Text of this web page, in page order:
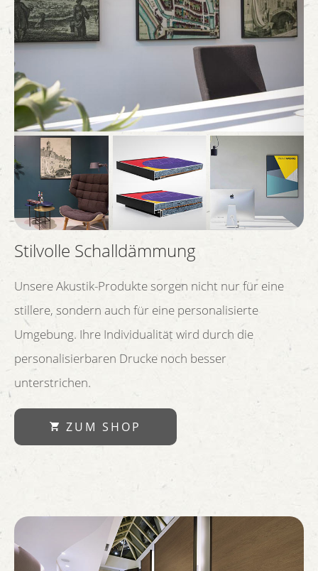
Stilvolle Schalldämmung
Unsere Akustik-Produkte sorgen nicht nur für eine
stillere, sondern auch für eine personalisierte
Umgebung. Ihre Individualität wird durch die
personalisierbaren Drucke noch besser
unterstrichen.
ZUM SHOP